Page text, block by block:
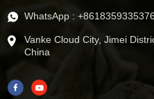
WhatsApp :
Vanke Cloud City, Jimei
China